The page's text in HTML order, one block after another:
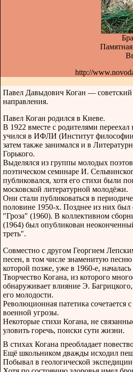
http://
Павел Давыдович Коган — советский
направления.
Павел Коган родился в Киеве.
В 1922 вместе с родителями
учился в ИФЛИ (Институт
затем также занимался и в
Горького.
Выделялся из группы молодых
поэтическом семинаре И.
публиковался, хотя его стихи были
московской литературной молодёжи.
Они стали публиковаться в
половине 1950-х. Позднее из них был
"Гроза" (1960). В коллективном
(1964) был опубликован
треть".
Совместно с другом Георгием
песен, в том числе знаменитую
которой позже, уже в 1960-е, началась
Творчество Когана, из которого
обнаруживает влияние Э.
его молодости.
Революционная патетика сочетается
военной угрозы.
Некоторые стихи Когана, не
уловить горечь, поиски сути жизни.
В стихах Когана преобладает
Ещё школьником дважды исходил
Побывал в геологической